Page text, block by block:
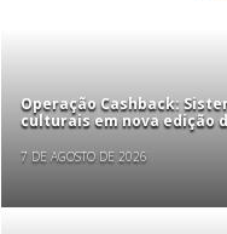
Operação Cashback:
culturais em nova edição
7 DE AGOSTO DE 2026